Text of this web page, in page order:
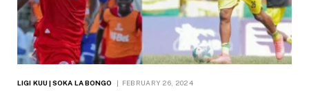
LIGI KUU | SOKA LA BONGO FEBRUARY 26, 2024